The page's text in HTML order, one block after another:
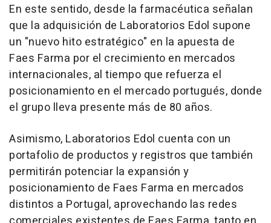
En este sentido, desde la farmacéutica señalan
que la adquisición de Laboratorios Edol supone
un "nuevo hito estratégico" en la apuesta de
Faes Farma por el crecimiento en mercados
internacionales, al tiempo que refuerza el
posicionamiento en el mercado portugués, donde
el grupo lleva presente más de 80 años.
Asimismo, Laboratorios Edol cuenta con un
portafolio de productos y registros que también
permitirán potenciar la expansión y
posicionamiento de Faes Farma en mercados
distintos a Portugal, aprovechando las redes